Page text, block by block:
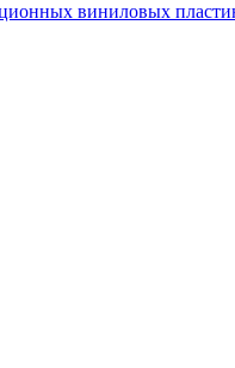
виниловых